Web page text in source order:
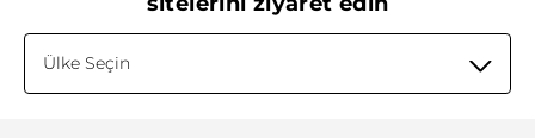
Ülke Seçin